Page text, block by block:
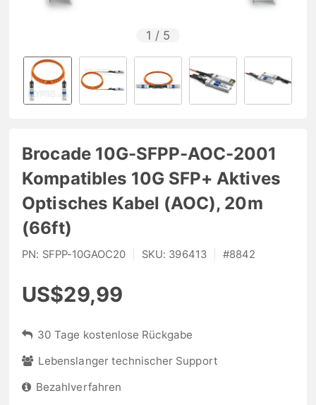
1 / 5
Brocade 10G-SFPP-AOC-2001
Kompatibles 10G SFP+ Aktives
Optisches Kabel (AOC), 20m
(66ft)
PN: SFPP-10GAOC20 SKU: 396413 #8842
US$29,99
30 Tage kostenlose Rückgabe
Lebenslanger technischer Support
Bezahlverfahren